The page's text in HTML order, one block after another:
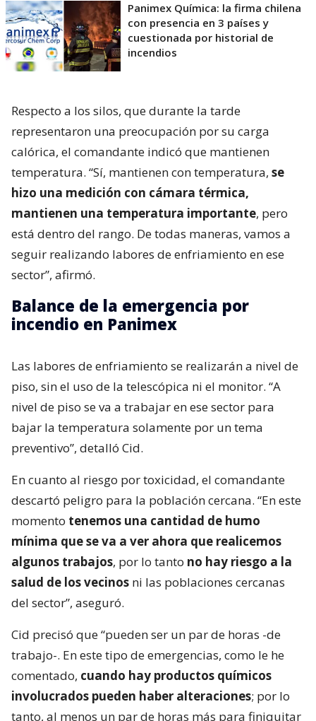
Panimex Química: la firma chilena
con presencia en 3 países y
cuestionada por historial de
incendios
Respecto a los silos, que durante la tarde
representaron una preocupación por su carga
calórica, el comandante indicó que mantienen
temperatura. “Sí, mantienen con temperatura, se
hizo una medición con cámara térmica,
mantienen una temperatura importante, pero
está dentro del rango. De todas maneras, vamos a
seguir realizando labores de enfriamiento en ese
sector”, afirmó.
Balance de la emergencia por
incendio en Panimex
Las labores de enfriamiento se realizarán a nivel de
piso, sin el uso de la telescópica ni el monitor. “A
nivel de piso se va a trabajar en ese sector para
bajar la temperatura solamente por un tema
preventivo”, detalló Cid.
En cuanto al riesgo por toxicidad, el comandante
descartó peligro para la población cercana. “En este
momento tenemos una cantidad de humo
mínima que se va a ver ahora que realicemos
algunos trabajos, por lo tanto no hay riesgo a la
salud de los vecinos ni las poblaciones cercanas
del sector”, aseguró.
Cid precisó que “pueden ser un par de horas -de
trabajo-. En este tipo de emergencias, como le he
comentado, cuando hay productos químicos
involucrados pueden haber alteraciones; por lo
tanto, al menos un par de horas más para finiquitar